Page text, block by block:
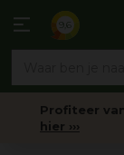
naar
Profiteer
hier ›››